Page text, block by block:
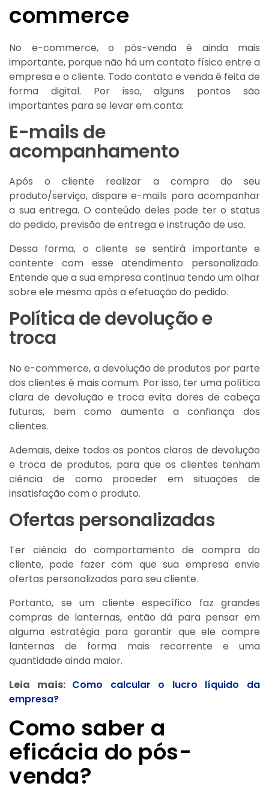
commerce
No e-commerce, o pós-venda é ainda mais
importante, porque não há um contato físico entre a
empresa e o cliente. Todo contato e venda é feita de
forma digital. Por isso, alguns pontos são
importantes para se levar em conta:
E-mails de
acompanhamento
Após o cliente realizar a compra do seu
produto/serviço, dispare e-mails para acompanhar
a sua entrega. O conteúdo deles pode ter o status
do pedido, previsão de entrega e instrução de uso.
Dessa forma, o cliente se sentirá importante e
contente com esse atendimento personalizado.
Entende que a sua empresa continua tendo um olhar
sobre ele mesmo após a efetuação do pedido.
Política de devolução e
troca
No e-commerce, a devolução de produtos por parte
dos clientes é mais comum. Por isso, ter uma política
clara de devolução e troca evita dores de cabeça
futuras, bem como aumenta a confiança dos
clientes.
Ademais, deixe todos os pontos claros de devolução
e troca de produtos, para que os clientes tenham
ciência de como proceder em situações de
insatisfação com o produto.
Ofertas personalizadas
Ter ciência do comportamento de compra do
cliente, pode fazer com que sua empresa envie
ofertas personalizadas para seu cliente.
Portanto, se um cliente específico faz grandes
compras de lanternas, então dá para pensar em
alguma estratégia para garantir que ele compre
lanternas de forma mais recorrente e uma
quantidade ainda maior.
Leia mais: Como calcular o lucro líquido da
empresa?
Como saber a
eficácia do pós-
venda?